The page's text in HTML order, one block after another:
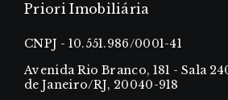
Priori Imobiliária
CNPJ - 10.551.986/0001-41
Avenida Rio Branco, 181 - Sala
de Janeiro/RJ, 20040-918